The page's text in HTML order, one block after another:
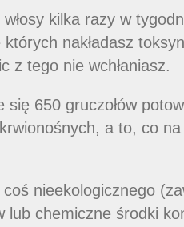
kilka razy w
nakładasz
z tego nie wchłaniasz.
się 650 gruczołów
a to, co na
nieekologicznego
lub chemiczne środki